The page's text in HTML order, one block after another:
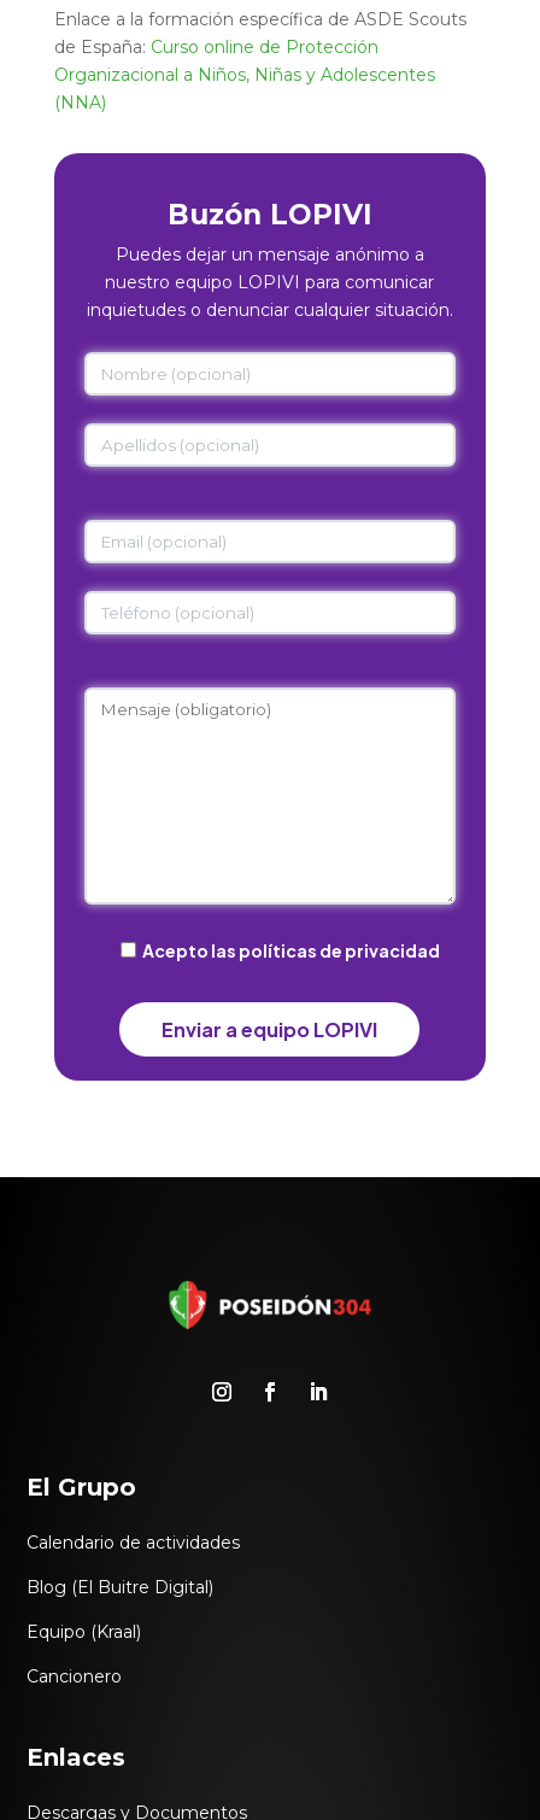
Enlace a la formación específica de ASDE Scouts
de España: Curso online de Protección
Organizacional a Niños, Niñas y Adolescentes
(NNA)
Buzón LOPIVI
Puedes dejar un mensaje anónimo a
nuestro equipo LOPIVI para comunicar
inquietudes o denunciar cualquier situación.
Acepto las políticas de privacidad
El Grupo
Calendario de actividades
Blog (El Buitre Digital)
Equipo (Kraal)
Cancionero
Enlaces
Descargas y Documentos